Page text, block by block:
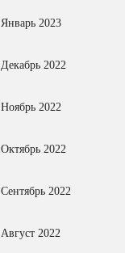
Январь 2023
Декабрь 2022
Ноябрь 2022
Октябрь 2022
Сентябрь 2022
Август 2022